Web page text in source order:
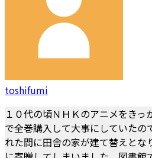
toshifumi
１０代の頃ＮＨＫのアニメをき
で全巻購入して大事にしていたの
れた間に田舎の家が建て替えと